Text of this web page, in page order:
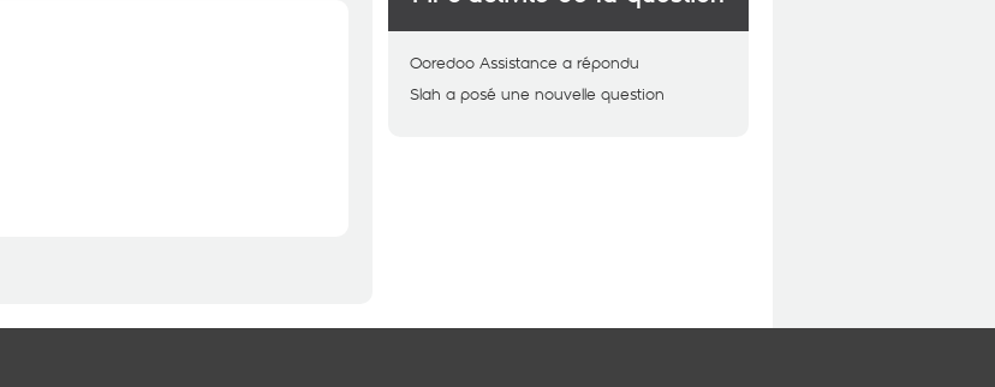
Ooredoo Assistance a répondu
Slah a posé une nouvelle question